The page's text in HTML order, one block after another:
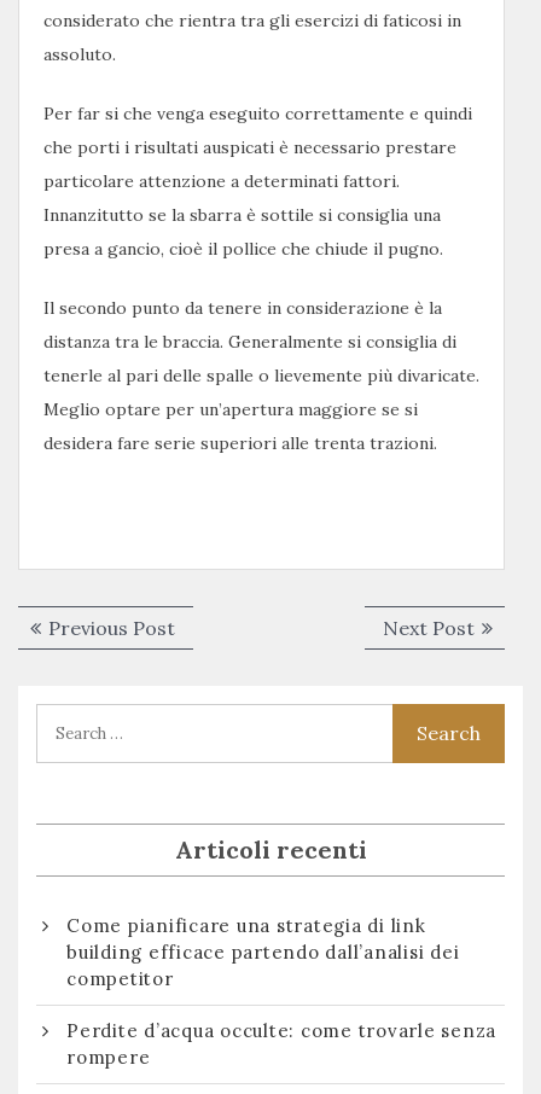
considerato che rientra tra gli esercizi di faticosi in
assoluto.
Per far si che venga eseguito correttamente e quindi
che porti i risultati auspicati è necessario prestare
particolare attenzione a determinati fattori.
Innanzitutto se la sbarra è sottile si consiglia una
presa a gancio, cioè il pollice che chiude il pugno.
Il secondo punto da tenere in considerazione è la
distanza tra le braccia. Generalmente si consiglia di
tenerle al pari delle spalle o lievemente più divaricate.
Meglio optare per un’apertura maggiore se si
desidera fare serie superiori alle trenta trazioni.
Navigazione
articoli
Previous PostPrevious
post:
Next PostNext
post:
Articoli recenti
Come pianificare una strategia di link
building efficace partendo dall’analisi dei
competitor
Perdite d’acqua occulte: come trovarle senza
rompere